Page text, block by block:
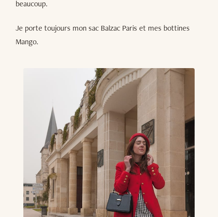
beaucoup.
Je porte toujours mon sac Balzac Paris et mes bottines
Mango.